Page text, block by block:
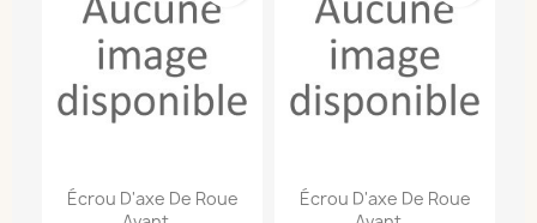
Écrou D'axe De Roue
Écrou D'axe De Roue